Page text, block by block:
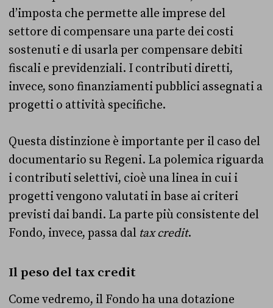
d’imposta che permette alle imprese del
settore di compensare una parte dei costi
sostenuti e di usarla per compensare debiti
fiscali e previdenziali. I contributi diretti,
invece, sono finanziamenti pubblici assegnati a
progetti o attività specifiche.
Questa distinzione è importante per il caso del
documentario su Regeni. La polemica riguarda
i contributi selettivi, cioè una linea in cui i
progetti vengono valutati in base ai criteri
previsti dai bandi. La parte più consistente del
Fondo, invece, passa dal tax credit.
Il peso del tax credit
Come vedremo, il Fondo ha una dotazione